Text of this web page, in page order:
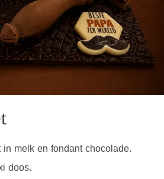
melk en fondant chocolade.
doos.